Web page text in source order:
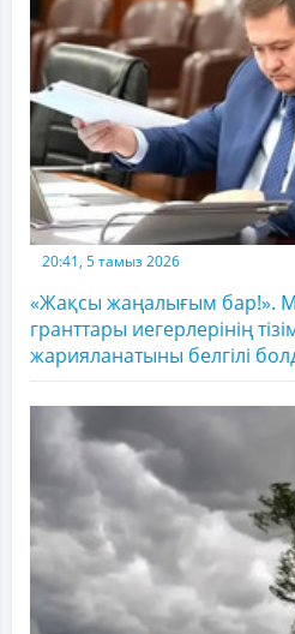
20:41, 5 тамыз 2026
«Жақсы жаңалығым бар!».
гранттары иегерлерінің
жарияланатыны белгілі